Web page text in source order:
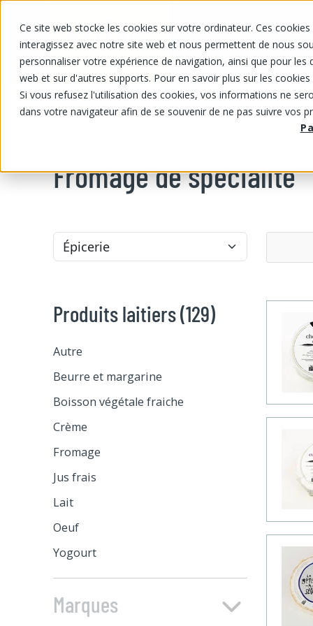
Ce site web stocke les cookies sur votre ordinateur. Ces
interagissez avec notre site web et nous permettent de nous
personnaliser votre expérience de navigation, ainsi que pour
web et sur d'autres supports. Pour en savoir plus sur les
Si vous refusez l'utilisation des cookies, vos informations ne
dans votre navigateur afin de se souvenir de ne pas suivre vos
NOS PRODUITS NOS PRIX
NOS PRODUITS/ Produits laitiers/ Fromage/Fromage
Fromage de spécialité
Produits laitiers (129)
Autre
Beurre et margarine
Beurre
Margarine
Boisson végétale fraiche
Crème
Crème fouettée
Crème sure
Fromage
Spécialité végétarienne
Feta
Ricotta et mascarpone
Fromage en grain
Jus frais
Lait
Oeuf
Yogourt
Yogourt
Kéfir
Marques